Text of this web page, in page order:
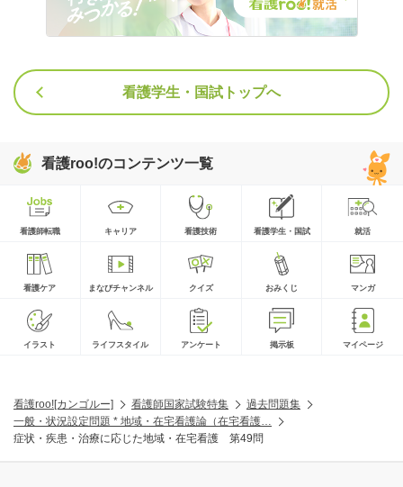
看護学生・国試トップへ
看護roo!のコンテンツ一覧
看護師転職 キャリア 看護技術 看護学生・国試 就活
看護ケア まなびチャンネル クイズ おみくじ マンガ
イラスト ライフスタイル アンケート 掲示板 マイページ
看護roo![カンゴルー] 看護師国家試験特集
過去問題集
一般・状況設定問題 * 地域・在宅看護論（在宅看護…
症状・疾患・治療に応じた地域・在宅看護 第49問